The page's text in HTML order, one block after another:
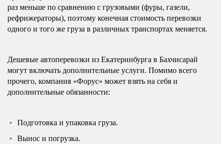
раз меньше по сравнению с грузовыми (фуры, газели,
рефрижераторы), поэтому конечная стоимость перевозки
одного и того же груза в различных транспортах меняется.
Дешевые автоперевозки из Екатеринбурга в Бахчисарай
могут включать дополнительные услуги. Помимо всего
прочего, компания «Форус» может взять на себя и
дополнительные обязанности:
Подготовка и упаковка груза.
Вынос и погрузка.